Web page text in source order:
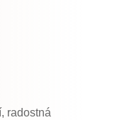
radostná